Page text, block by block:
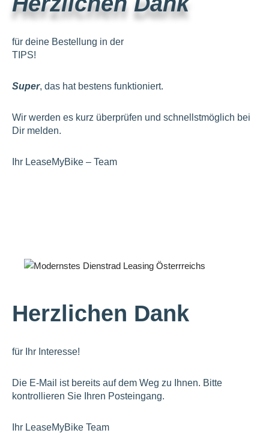
für deine Bestellung in der
TIPS!
Super, das hat bestens funktioniert.
Wir werden es kurz überprüfen und schnellstmöglich bei
Dir melden.
Ihr LeaseMyBike – Team
Herzlichen Dank
für Ihr Interesse!
Die E-Mail ist bereits auf dem Weg zu Ihnen. Bitte
kontrollieren Sie Ihren Posteingang.
Ihr LeaseMyBike Team